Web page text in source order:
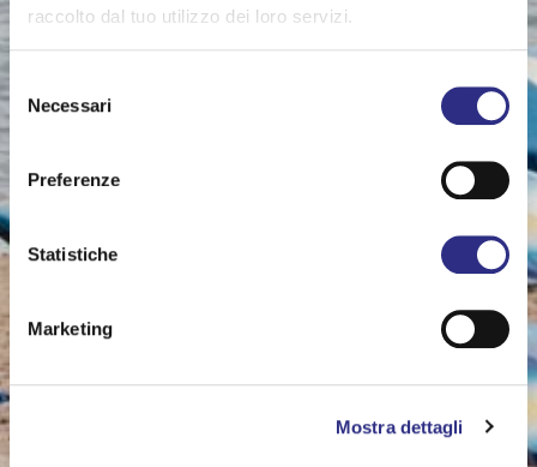
raccolto dal tuo utilizzo dei loro servizi.
del
consenso
Necessari
Preferenze
Statistiche
Marketing
Mostra dettagli